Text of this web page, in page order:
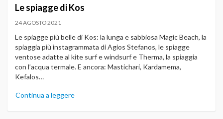
Le spiagge di Kos
24 AGOSTO 2021
Le spiagge più belle di Kos: la lunga e sabbiosa Magic Beach, la
spiaggia più instagrammata di Agios Stefanos, le spiagge
ventose adatte al kite surf e windsurf e Therma, la spiaggia
con l’acqua termale. E ancora: Mastichari, Kardamema,
Kefalos…
Continua a leggere